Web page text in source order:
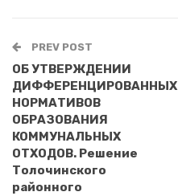
PREV POST
ОБ УТВЕРЖДЕНИИ
ДИФФЕРЕНЦИРОВАННЫХ
НОРМАТИВОВ
ОБРАЗОВАНИЯ
КОММУНАЛЬНЫХ
ОТХОДОВ. Решение
Толочинского
районного